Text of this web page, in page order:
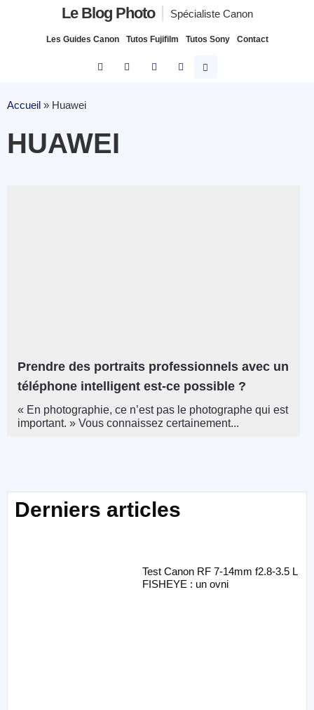
Le Blog Photo Spécialiste Canon
Les Guides Canon Tutos Fujifilm Tutos Sony Contact
Accueil » Huawei
HUAWEI
Prendre des portraits professionnels avec un
téléphone intelligent est-ce possible ?
« En photographie, ce n’est pas le photographe qui est
important. » Vous connaissez certainement...
Derniers articles
Test Canon RF 7-14mm f2.8-3.5 L
FISHEYE : un ovni